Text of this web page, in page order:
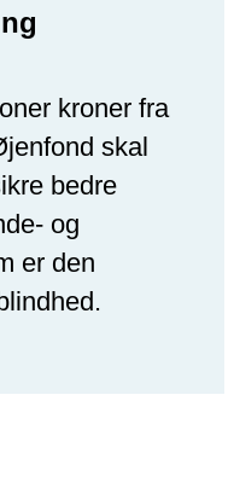
kroner fra
skal
bedre
og
er den